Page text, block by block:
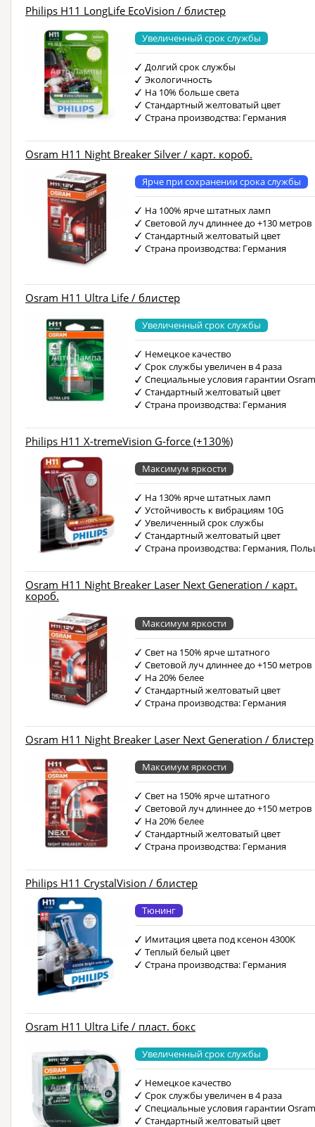
Philips H11 LongLife EcoVision / блистер
Увеличенный срок службы
Долгий срок службы
Экологичность
На 10% больше света
Стандартный желтоватый цвет
Страна производства: Германия
Osram H11 Night Breaker Silver / карт. короб.
Ярче при сохранении срока службы
На 100% ярче штатных ламп
Световой луч длиннее до +130 метров
Стандартный желтоватый цвет
Страна производства: Германия
Osram H11 Ultra Life / блистер
Увеличенный срок службы
Немецкое качество
Срок службы увеличен в 4 раза
Специальные условия гарантии
Стандартный желтоватый цвет
Страна производства: Германия
Philips H11 X-tremeVision G-force (+130%)
Максимум яркости
На 130% ярче штатных ламп
Устойчивость к вибрациям 10G
Увеличенный срок службы
Стандартный желтоватый цвет
Страна производства: Германия,
Osram H11 Night Breaker Laser Next Generation / карт.
короб.
Максимум яркости
Свет на 150% ярче штатного
Световой луч длиннее до +150 метров
На 20% белее
Стандартный желтоватый цвет
Страна производства: Германия
Osram H11 Night Breaker Laser Next Generation / блистер
Максимум яркости
Свет на 150% ярче штатного
Световой луч длиннее до +150 метров
На 20% белее
Стандартный желтоватый цвет
Страна производства: Германия
Philips H11 CrystalVision / блистер
Тюнинг
Имитация цвета под ксенон 4300К
Теплый белый цвет
Страна производства: Германия
Osram H11 Ultra Life / пласт. бокс
Увеличенный срок службы
Немецкое качество
Срок службы увеличен в 4 раза
Специальные условия гарантии
Стандартный желтоватый цвет